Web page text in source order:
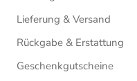
Lieferung & Versand
Rückgabe & Erstattung
Geschenkgutscheine